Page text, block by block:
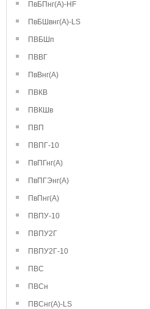
ПвБПнг(А)-HF
ПвБШвнг(А)-LS
ПВБШп
ПВВГ
ПвВнг(А)
ПВКВ
ПВКШв
ПВП
ПВПГ-10
ПвПГнг(А)
ПвПГЭнг(А)
ПвПнг(А)
ПВПУ-10
ПВПУ2Г
ПВПУ2Г-10
ПВС
ПВСн
ПВСнг(А)-LS